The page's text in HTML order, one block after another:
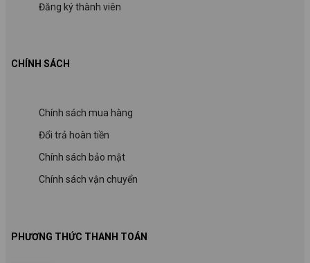
CHÍNH SÁCH
Chính sách mua hàng
Đổi trả hoàn tiền
Chính sách bảo mật
Chính sách vận chuyển
Đăng ký thành viên
PHƯƠNG THỨC THANH TOÁN